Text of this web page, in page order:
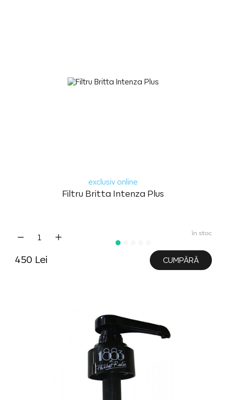
exclusiv online
Filtru Britta Intenza Plus
în stoc
450 Lei CUMPĂRĂ